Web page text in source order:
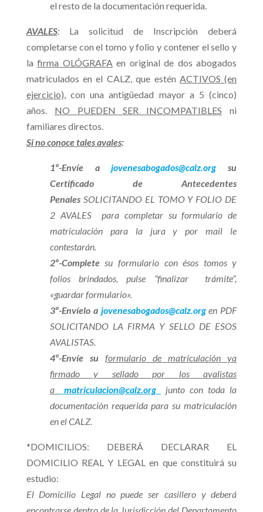
el resto de la documentación requerida.
AVALES: La solicitud de Inscripción deberá
completarse con el tomo y folio y contener el sello y
lafirma OLÓGRAFAen original de dos abogados
matriculados en el CALZ, que estén ACTIVOS (en
ejercicio), con una antigüedad mayor a 5 (cinco)
años. NO PUEDEN SER INCOMPATIBLES ni
familiares directos.
Si no conoce tales avales:
1º-Envíe a jovenesabogados@calz.org
su
Certificado de Antecedentes
Penales SOLICITANDO EL TOMO Y FOLIO DE
2 AVALES para completar su formulario de
matriculación para la jura y por mail le
contestarán.
2º-Complete su formulario con ésos tomos y
folios brindados, pulse “finalizar trámite”,
«guardar formulario».
3º-Envíelo a jovenesabogados@calz.org en PDF
SOLICITANDO LA FIRMA Y SELLO DE ESOS
AVALISTAS.
4º-Envíe su formulario de matriculación ya
firmado y sellado por los avalistas
a
matriculacion@calz.org
junto con toda la
documentación requerida para su matriculación
en el CALZ.
*DOMICILIOS: DEBERÁ DECLARAR EL
DOMICILIO REAL Y LEGAL en que constituirá su
estudio:
El Domicilio Legal no puede ser casillero y deberá